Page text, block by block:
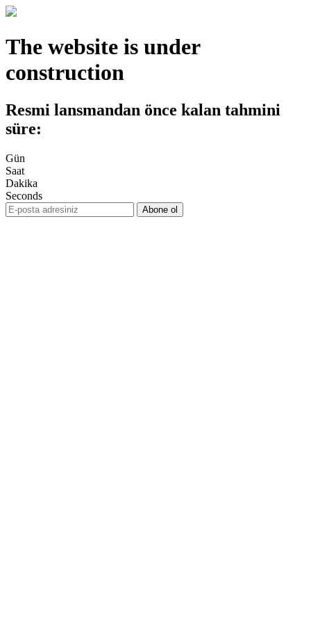
The website is under
construction
Resmi lansmandan önce kalan tahmini
süre:
Gün
Saat
Dakika
Seconds